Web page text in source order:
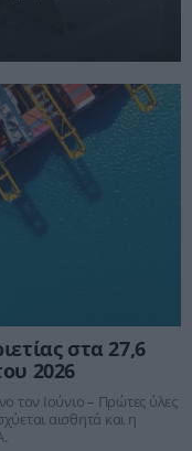
στα 27,6
2026
τον Ιούνιο – Πρώτες ύλες
αισθητά και η